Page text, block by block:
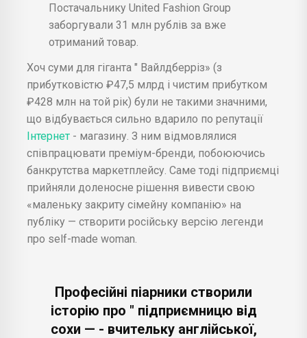
Постачальнику United Fashion Group
заборгували 31 млн рублів за вже
отриманий товар.
Хоч суми для гіганта " Вайлдберріз» (з
прибутковістю ₽47,5 млрд і чистим прибутком
₽428 млн на той рік) були не такими значними,
що відбувається сильно вдарило по репутації
Інтернет - магазину. З ним відмовлялися
співпрацювати преміум-бренди, побоюючись
банкрутства маркетплейсу. Саме тоді підприємці
прийняли доленосне рішення вивести свою
«маленьку закриту сімейну компанію» на
публіку — створити російську версію легенди
про self-made woman.
Професійні піарники створили
історію про " підприємницю від
сохи — - вчительку англійської,